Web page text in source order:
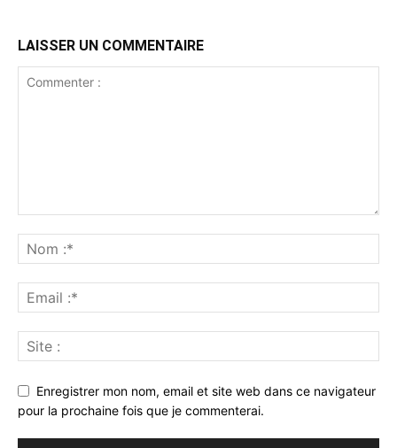
LAISSER UN COMMENTAIRE
Enregistrer mon nom, email et site web dans ce navigateur
pour la prochaine fois que je commenterai.